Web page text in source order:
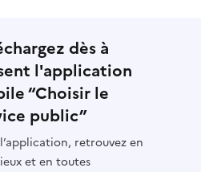
dès à
l'application
“Choisir le
public”
retrouvez en
et en toutes